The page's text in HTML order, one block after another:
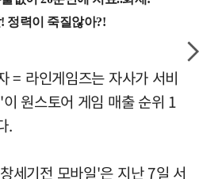
= 라인게임즈는 자사가 서비
원스토어 게임 매출 순위 1
.
세기전 모바일'은 지난 7일 서